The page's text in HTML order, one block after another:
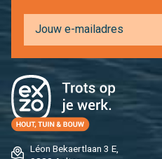
Léon Be­kaert­laan 3 E,